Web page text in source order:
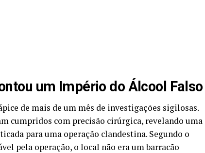
um Império do Álcool Falso
de mais de um mês de investigações sigilosas.
cumpridos com precisão cirúrgica, revelando uma
para uma operação clandestina. Segundo o
pela operação, o local não era um barracão